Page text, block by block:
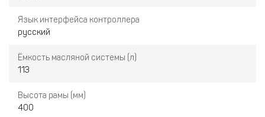
Язык интерфейса контроллера
русский
Ёмкость масляной системы (л)
113
Высота рамы (мм)
400